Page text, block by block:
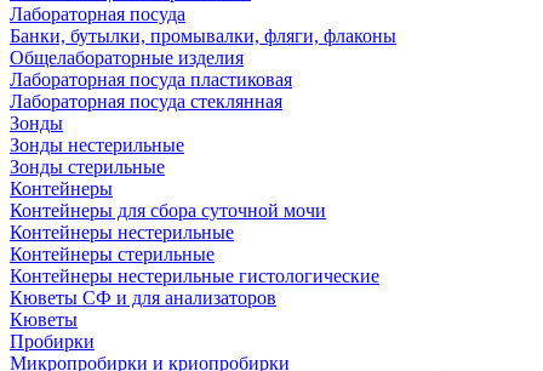
Лабораторная посуда
Банки, бутылки, промывалки, фляги, флаконы
Общелабораторные изделия
Лабораторная посуда пластиковая
Лабораторная посуда стеклянная
Зонды
Зонды нестерильные
Зонды стерильные
Контейнеры
Контейнеры для сбора суточной мочи
Контейнеры нестерильные
Контейнеры стерильные
Контейнеры нестерильные гистологические
Кюветы СФ и для анализаторов
Кюветы
Пробирки
Микропробирки и криопробирки